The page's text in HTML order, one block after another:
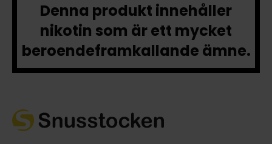
Denna produkt innehåller
nikotin som är ett mycket
beroendeframkallande ämne.